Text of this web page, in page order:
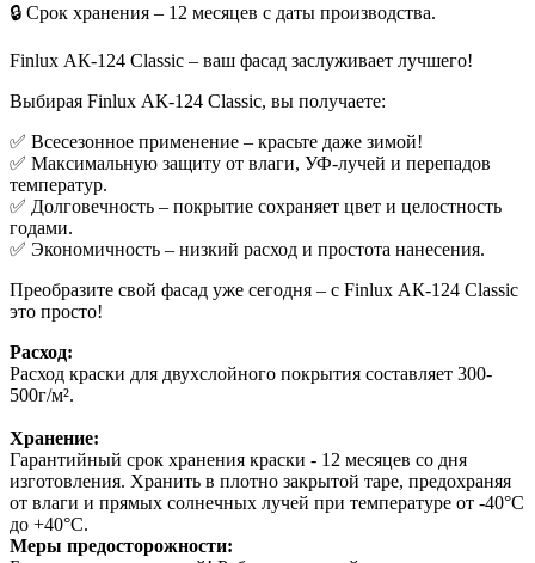
🔒 Срок хранения – 12 месяцев с даты производства.
Finlux АК-124 Classic – ваш фасад заслуживает лучшего!
Выбирая Finlux АК-124 Classic, вы получаете:
✅ Всесезонное применение – красьте даже зимой!
✅ Максимальную защиту от влаги, УФ-лучей и перепадов
температур.
✅ Долговечность – покрытие сохраняет цвет и целостность
годами.
✅ Экономичность – низкий расход и простота нанесения.
Преобразите свой фасад уже сегодня – с Finlux АК-124 Classic
это просто!
Расход:
Расход краски для двухслойного покрытия составляет 300-
500г/м².
Хранение:
Гарантийный срок хранения краски - 12 месяцев со дня
изготовления. Хранить в плотно закрытой таре, предохраняя
от влаги и прямых солнечных лучей при температуре от -40°С
до +40°С.
Меры предосторожности: